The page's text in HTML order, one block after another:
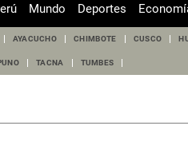
Mundo Deportes
AYACUCHO CHIMBOTE CUSCO
TACNA TUMBES